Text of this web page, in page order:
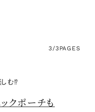
3/3PAGES
む⁉
クポーチも